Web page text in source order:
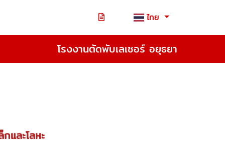
ไทย
โรงงานตัดพับเลเซอร์ อยุธยา
และโลหะ